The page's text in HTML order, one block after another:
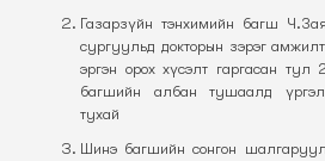
Газарзүйн тэнхимийн багш
сургуульд докторын зэрэг
эргэн орох хүсэлт гаргасан
багшийн албан тушаалд
тухай
Шинэ багшийн сонгон